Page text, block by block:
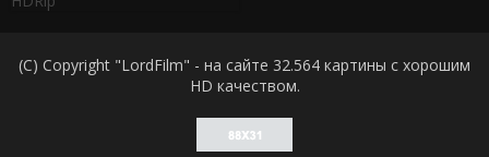
(C) Copyright "LordFilm" - на сайте 32.564 картины с хорошим
HD качеством.